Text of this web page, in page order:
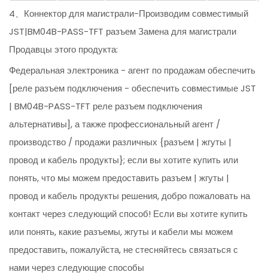
4、Коннектор для магистрали-Производим совместимый
JST|BM04B-PASS-TFT разъем Замена для магистрали
Продавцы этого продукта:
Федеральная электроника - агент по продажам обеспечить
[реле разъем подключения - обеспечить совместимые JST
| BM04B-PASS-TFT реле разъем подключения
альтернативы], а также профессиональный агент /
производство / продажи различных {разъем | жгуты |
провод и кабель продукты}; если вы хотите купить или
понять, что мы можем предоставить разъем | жгуты |
провод и кабель продукты решения, добро пожаловать на
контакт через следующий способ! Если вы хотите купить
или понять, какие разъемы, жгуты и кабели мы можем
предоставить, пожалуйста, не стесняйтесь связаться с
нами через следующие способы